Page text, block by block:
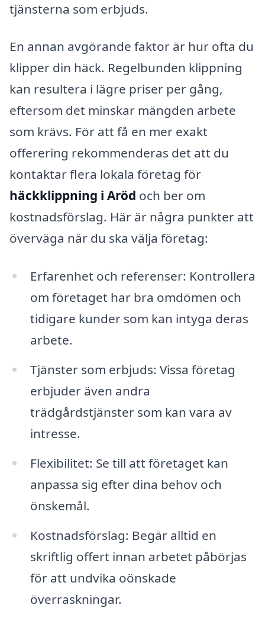
tjänsterna som erbjuds.
En annan avgörande faktor är hur ofta du
klipper din häck. Regelbunden klippning
kan resultera i lägre priser per gång,
eftersom det minskar mängden arbete
som krävs. För att få en mer exakt
offerering rekommenderas det att du
kontaktar flera lokala företag för
häckklippning i Aröd och ber om
kostnadsförslag. Här är några punkter att
överväga när du ska välja företag:
Erfarenhet och referenser: Kontrollera
om företaget har bra omdömen och
tidigare kunder som kan intyga deras
arbete.
Tjänster som erbjuds: Vissa företag
erbjuder även andra
trädgårdstjänster som kan vara av
intresse.
Flexibilitet: Se till att företaget kan
anpassa sig efter dina behov och
önskemål.
Kostnadsförslag: Begär alltid en
skriftlig offert innan arbetet påbörjas
för att undvika oönskade
överraskningar.